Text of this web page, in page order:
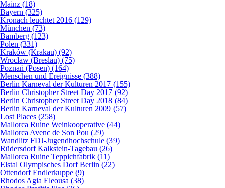
Mainz (18)
Bayern (325)
Kronach leuchtet 2016 (129)
München (73)
Bamberg (123)
Polen (331)
Kraków (Krakau) (92)
Wrocław (Breslau) (75)
Poznań (Posen) (164)
Menschen und Ereignisse (388)
Berlin Karneval der Kulturen 2017 (155)
Berlin Christopher Street Day 2017 (92)
Berlin Christopher Street Day 2018 (84)
Berlin Karneval der Kulturen 2009 (57)
Lost Places (258)
Mallorca Ruine Weinkooperative (44)
Mallorca Avenc de Son Pou (29)
Wandlitz FDJ-Jugendhochschule (39)
Rüdersdorf Kalkstein-Tagebau (26)
Mallorca Ruine Teppichfabrik (11)
Elstal Olympisches Dorf Berlin (22)
Ottendorf Endlerkuppe (9)
Rhodos Agia Eleousa (38)